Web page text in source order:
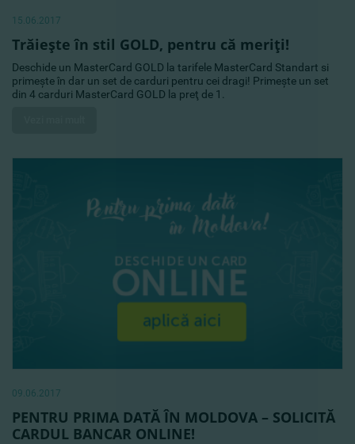
15.06.2017
Trăieşte în stil GOLD, pentru că meriţi!
Deschide un MasterCard GOLD la tarifele MasterCard Standart si
primeşte în dar un set de carduri pentru cei dragi! Primeşte un set
din 4 carduri MasterCard GOLD la preţ de 1.
09.06.2017
PENTRU PRIMA DATĂ ÎN MOLDOVA – SOLICITĂ
CARDUL BANCAR ONLINE!